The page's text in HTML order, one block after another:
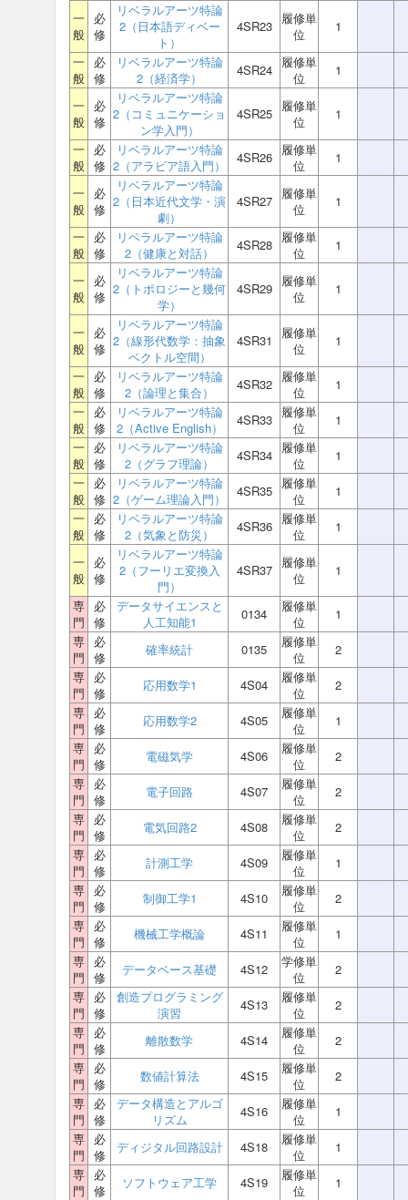
一
般
必
修
リベラルアーツ特論
2（日本語ディベー
ト）
4SR23
履修単
位
1
一
般
必
修
リベラルアーツ特論
2（経済学）
4SR24
履修単
位
1
一
般
必
修
リベラルアーツ特論
2（コミュニケーショ
ン学入門）
4SR25
履修単
位
1
一
般
必
修
リベラルアーツ特論
2（アラビア語入門）
4SR26
履修単
位
1
一
般
必
修
リベラルアーツ特論
2（日本近代文学・演
劇）
4SR27
履修単
位
1
一
般
必
修
リベラルアーツ特論
2（健康と対話）
4SR28
履修単
位
1
一
般
必
修
リベラルアーツ特論
2（トポロジーと幾何
学）
4SR29
履修単
位
1
一
般
必
修
リベラルアーツ特論
2（線形代数学：抽象
ベクトル空間）
4SR31
履修単
位
1
一
般
必
修
リベラルアーツ特論
2（論理と集合）
4SR32
履修単
位
1
一
般
必
修
リベラルアーツ特論
2（Active English）
4SR33
履修単
位
1
一
般
必
修
リベラルアーツ特論
2（グラフ理論）
4SR34
履修単
位
1
一
般
必
修
リベラルアーツ特論
2（ゲーム理論入門）
4SR35
履修単
位
1
一
般
必
修
リベラルアーツ特論
2（気象と防災）
4SR36
履修単
位
1
一
般
必
修
リベラルアーツ特論
2（フーリエ変換入
門）
4SR37
履修単
位
1
専
門
必
修
データサイエンスと
人工知能1
0134
履修単
位
1
専
門
必
修
確率統計 0135
履修単
位
2
専
門
必
修
応用数学1 4S04
履修単
位
2
専
門
必
修
応用数学2 4S05
履修単
位
1
専
門
必
修
電磁気学 4S06
履修単
位
2
専
門
必
修
電子回路 4S07
履修単
位
2
専
門
必
修
電気回路2 4S08
履修単
位
2
専
門
必
修
計測工学 4S09
履修単
位
1
専
門
必
修
制御工学1 4S10
履修単
位
2
専
門
必
修
機械工学概論 4S11
履修単
位
1
専
門
必
修
データベース基礎 4S12
学修単
位
2
専
門
必
修
創造プログラミング
演習
4S13
履修単
位
2
専
門
必
修
離散数学 4S14
履修単
位
2
専
門
必
修
数値計算法 4S15
履修単
位
2
専
門
必
修
データ構造とアルゴ
リズム
4S16
履修単
位
1
専
門
必
修
ディジタル回路設計 4S18
履修単
位
1
専
門
必
修
ソフトウェア工学 4S19
履修単
位
1